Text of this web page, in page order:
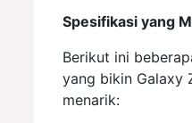
Spesifikasi yang
Berikut ini
yang bikin Galaxy
menarik: